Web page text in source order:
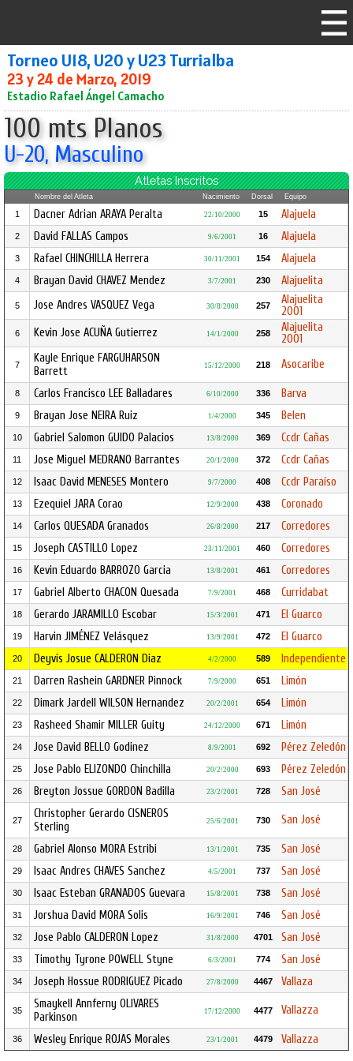
Torneo U18, U20 y U23 Turrialba
23 y 24 de Marzo, 2019
Estadio Rafael Ángel Camacho
100 mts Planos
U-20, Masculino
Atletas Inscritos
Nombre del Atleta Nacimiento Dorsal Equipo
1 Dacner Adrian ARAYA Peralta 22/10/2000 15 Alajuela
2 David FALLAS Campos 9/6/2001 16 Alajuela
3 Rafael CHINCHILLA Herrera 30/11/2001 154 Alajuela
4 Brayan David CHAVEZ Mendez 3/7/2001 230 Alajuelita
5 Jose Andres VASQUEZ Vega 30/8/2000 257
Alajuelita
2001
6 Kevin Jose ACUÑA Gutierrez 14/1/2000 258
Alajuelita
2001
7
Kayle Enrique FARGUHARSON
Barrett
15/12/2000 218 Asocaribe
8 Carlos Francisco LEE Balladares 6/10/2000 336 Barva
9 Brayan Jose NEIRA Ruiz 1/4/2000 345 Belen
10 Gabriel Salomon GUIDO Palacios 13/8/2000 369 Ccdr Cañas
11 Jose Miguel MEDRANO Barrantes 20/1/2000 372 Ccdr Cañas
12 Isaac David MENESES Montero 9/7/2000 408 Ccdr Paraíso
13 Ezequiel JARA Corao 12/9/2000 438 Coronado
14 Carlos QUESADA Granados 26/8/2000 217 Corredores
15 Joseph CASTILLO Lopez 23/11/2001 460 Corredores
16 Kevin Eduardo BARROZO Garcia 13/8/2001 461 Corredores
17 Gabriel Alberto CHACON Quesada 7/9/2001 468 Curridabat
18 Gerardo JARAMILLO Escobar 15/3/2001 471 El Guarco
19 Harvin JIMÉNEZ Velásquez 13/9/2001 472 El Guarco
20 Deyvis Josue CALDERON Diaz 4/2/2000 589 Independiente
21 Darren Rashein GARDNER Pinnock 7/9/2000 651 Limón
22 Dimark Jardell WILSON Hernandez 20/2/2001 654 Limón
23 Rasheed Shamir MILLER Guity 24/12/2000 671 Limón
24 Jose David BELLO Godinez 8/9/2001 692 Pérez Zeledón
25 Jose Pablo ELIZONDO Chinchilla 20/2/2000 693 Pérez Zeledón
26 Breyton Jossue GORDON Badilla 23/2/2001 728 San José
27
Christopher Gerardo CISNEROS
Sterling
25/6/2001 730 San José
28 Gabriel Alonso MORA Estribi 13/1/2001 735 San José
29 Isaac Andres CHAVES Sanchez 4/5/2001 737 San José
30 Isaac Esteban GRANADOS Guevara 15/8/2001 738 San José
31 Jorshua David MORA Solis 16/9/2001 746 San José
32 Jose Pablo CALDERON Lopez 31/8/2000 4701 San José
33 Timothy Tyrone POWELL Styne 6/3/2001 774 San José
34 Joseph Hossue RODRIGUEZ Picado 27/8/2000 4467 Vallaza
35
Smaykell Annferny OLIVARES
Parkinson
17/12/2000 4477 Vallazza
36 Wesley Enrique ROJAS Morales 23/1/2001 4479 Vallazza